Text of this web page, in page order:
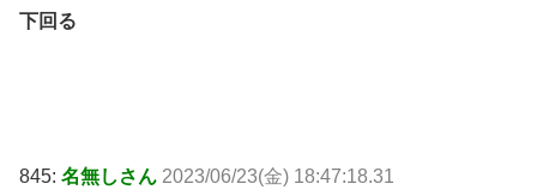
下回る
845: 名無しさん 2023/06/23(金) 18:47:18.31